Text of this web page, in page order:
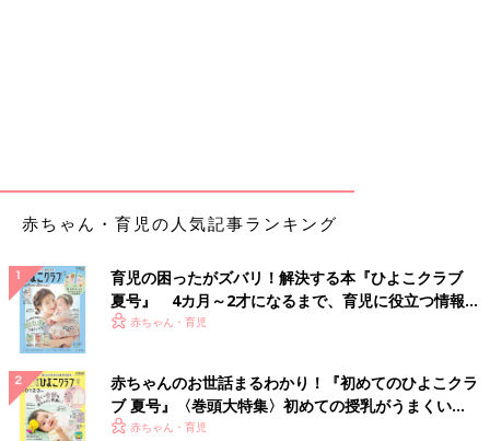
赤ちゃん・育児の人気記事ランキング
育児の困ったがズバリ！解決する本『ひよこクラブ
夏号』 4カ月～2才になるまで、育児に役立つ情報が
いっぱい！
赤ちゃん・育児
赤ちゃんのお世話まるわかり！『初めてのひよこクラ
ブ 夏号』〈巻頭大特集〉初めての授乳がうまくい
く！ おっぱい・ミルクの基本と夏のトラブル 解決テ
赤ちゃん・育児